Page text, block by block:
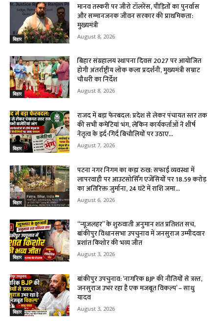
बिहार
मानव तस्करी पर जीरो टॉलरेंस, पीड़ितों का पुनर्वास
और सम्मानजनक जीवन सरकार की प्राथमिकता:
मुख्यमंत्री
August 8, 2026
बिहार
बिहार संग्रहालय स्थापना दिवस 2027 पर आयोजित
होगी अंतर्राष्ट्रीय लोक कला प्रदर्शनी, मुख्यमंत्री सम्राट
चौधरी का निर्देश
August 8, 2026
बिहार
राजद में बड़ा फेरबदल: प्रदेश से लेकर पंचायत स्तर तक
की सभी कमेटियां भंग, लेकिन कार्यकर्ताओं ने शीर्ष
नेतृत्व के इर्द-गिर्द बिचौलियों पर उठाए...
August 7, 2026
बिहार
पटना नगर निगम का कड़ा रुख: सफाई व्यवस्था में
लापरवाही पर आउटसोर्सिंग एजेंसियों पर ₹18.59 करोड़
का अतिरिक्त जुर्माना, 24 घंटे में राशि जमा...
August 6, 2026
बिहार
“न्यूजलहर” के शुरुवाती अनुमान शत प्रतिशत सच,
बांकीपुर विधानसभा उपचुनाव में जनसुराज उम्मीदवार
प्रशांत किशोर की भव्य जीत
August 3, 2026
बिहार
बांकीपुर उपचुनाव: ‘नागरिक BJP की नीतियों से त्रस्त,
जनसुराज उभर रहा है एक मजबूत विकल्प’ – साधु
यादव
August 3, 2026